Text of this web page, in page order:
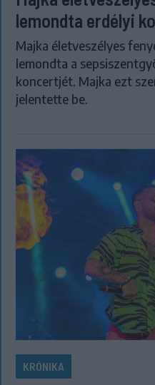
lemondta erdélyi
Majka életveszélyes
lemondta a
koncertjét. Majka ezt
jelentette be.
KRÓNIKA